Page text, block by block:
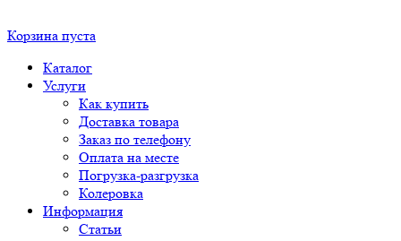
Корзина пуста
Каталог
Услуги
Как купить
Доставка товара
Заказ по телефону
Оплата на месте
Погрузка-разгрузка
Колеровка
Информация
Статьи